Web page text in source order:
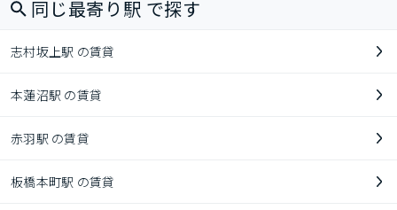
同じ最寄り駅 で探す
志村坂上駅 の賃貸
本蓮沼駅 の賃貸
赤羽駅 の賃貸
板橋本町駅 の賃貸